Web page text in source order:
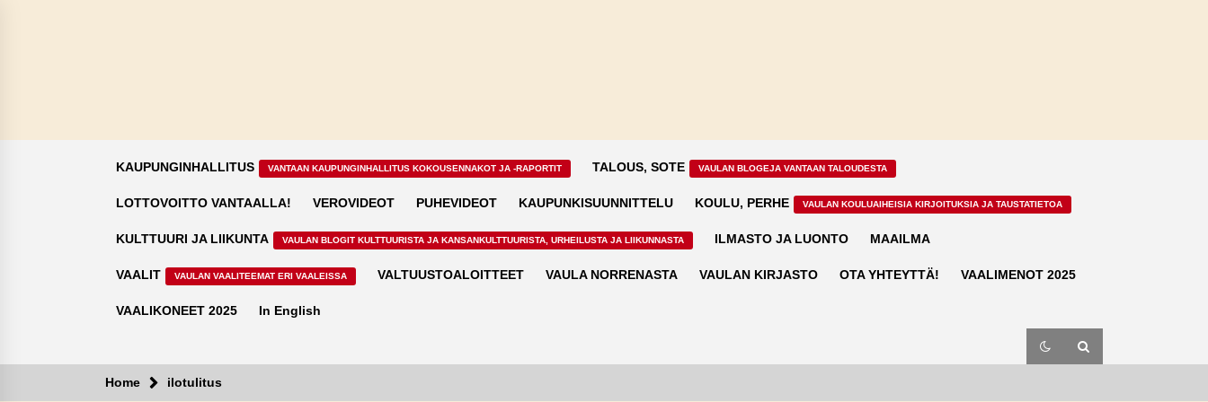
KAUPUNGINHALLITUS VANTAAN KAUPUNGINHALLITUS KOKOUSENNAKOT JA -RAPORTIT TALOUS, SOTE VAULAN BLOGEJA VANTAAN TALOUDESTA
LOTTOVOITTO VANTAALLA! VEROVIDEOT PUHEVIDEOT KAUPUNKISUUNNITTELU KOULU, PERHE VAULAN KOULUAIHEISIA KIRJOITUKSIA JA TAUSTATIETOA
KULTTUURI JA LIIKUNTA VAULAN BLOGIT KULTTUURISTA JA KANSANKULTTUURISTA, URHEILUSTA JA LIIKUNNASTA ILMASTO JA LUONTO MAAILMA
VAALIT VAULAN VAALITEEMAT ERI VAALEISSA VALTUUSTOALOITTEET VAULA NORRENASTA VAULAN KIRJASTO OTA YHTEYTTÄ! VAALIMENOT 2025
VAALIKONEET 2025 In English
Home ilotulitus